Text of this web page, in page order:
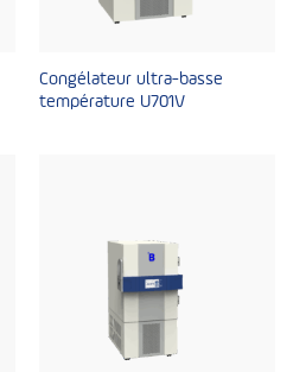
Congélateur ultra-basse
température U701V